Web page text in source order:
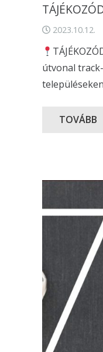
2023.10.12.
útvonal
TOVÁBB